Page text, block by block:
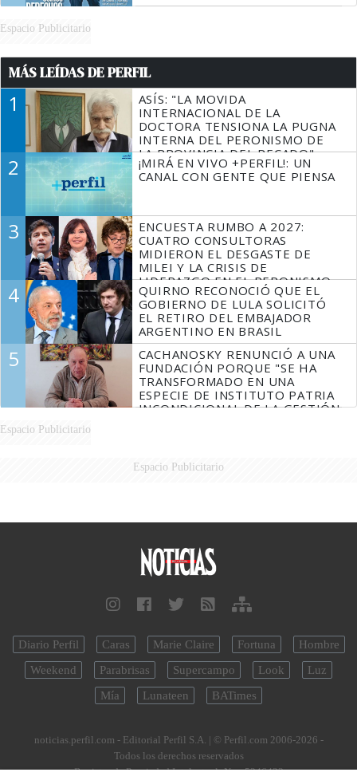
Espacio Publicitario
MÁS LEÍDAS DE PERFIL
1
ASÍS: "LA MOVIDA
INTERNACIONAL DE LA
DOCTORA TENSIONA LA PUGNA
INTERNA DEL PERONISMO DE
LA PROVINCIA DEL PECADO"
2
¡MIRÁ EN VIVO +PERFIL!: UN
CANAL CON GENTE QUE PIENSA
3
ENCUESTA RUMBO A 2027:
CUATRO CONSULTORAS
MIDIERON EL DESGASTE DE
MILEI Y LA CRISIS DE
LIDERAZGO EN EL PERONISMO
4
QUIRNO RECONOCIÓ QUE EL
GOBIERNO DE LULA SOLICITÓ
EL RETIRO DEL EMBAJADOR
ARGENTINO EN BRASIL
5
CACHANOSKY RENUNCIÓ A UNA
FUNDACIÓN PORQUE "SE HA
TRANSFORMADO EN UNA
ESPECIE DE INSTITUTO PATRIA
INCONDICIONAL DE LA GESTIÓN
Espacio Publicitario
Espacio Publicitario
Diario Perfil Caras Marie Claire Fortuna
Hombre
Weekend
Parabrisas Supercampo Look
Luz
Mía
Lunateen BATimes
noticias.perfil.com - Editorial Perfil S.A. | © Perfil.com 2006-2026 -
Todos los derechos reservados
Registro de Propiedad Intelectual: Nro. 5346433